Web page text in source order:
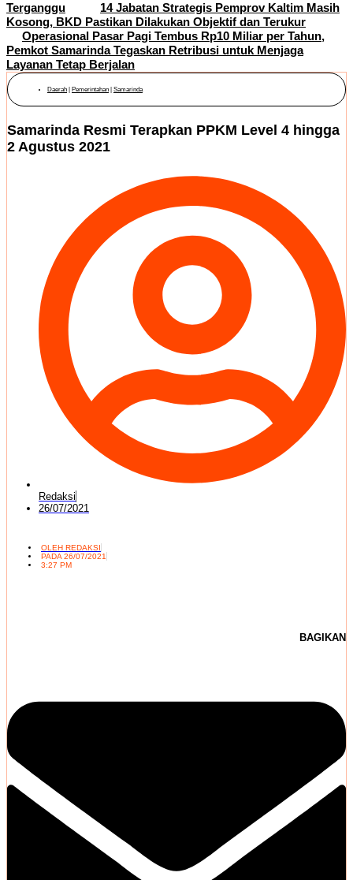
Terganggu
14 Jabatan Strategis Pemprov Kaltim Masih
Kosong, BKD Pastikan Dilakukan Objektif dan Terukur
Operasional Pasar Pagi Tembus Rp10 Miliar per Tahun,
Pemkot Samarinda Tegaskan Retribusi untuk Menjaga
Layanan Tetap Berjalan
Daerah Pemerintahan Samarinda
Samarinda Resmi Terapkan PPKM Level 4 hingga
2 Agustus 2021
Redaksi
26/07/2021
OLEH REDAKSI
PADA26/07/2021
3:27 PM
BAGIKAN